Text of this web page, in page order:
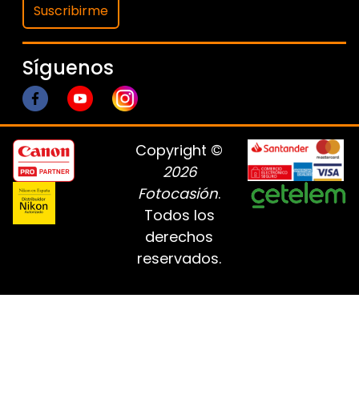
Suscribirme
Síguenos
Copyright ©
2026
Fotocasión.
Todos los
derechos
reservados.